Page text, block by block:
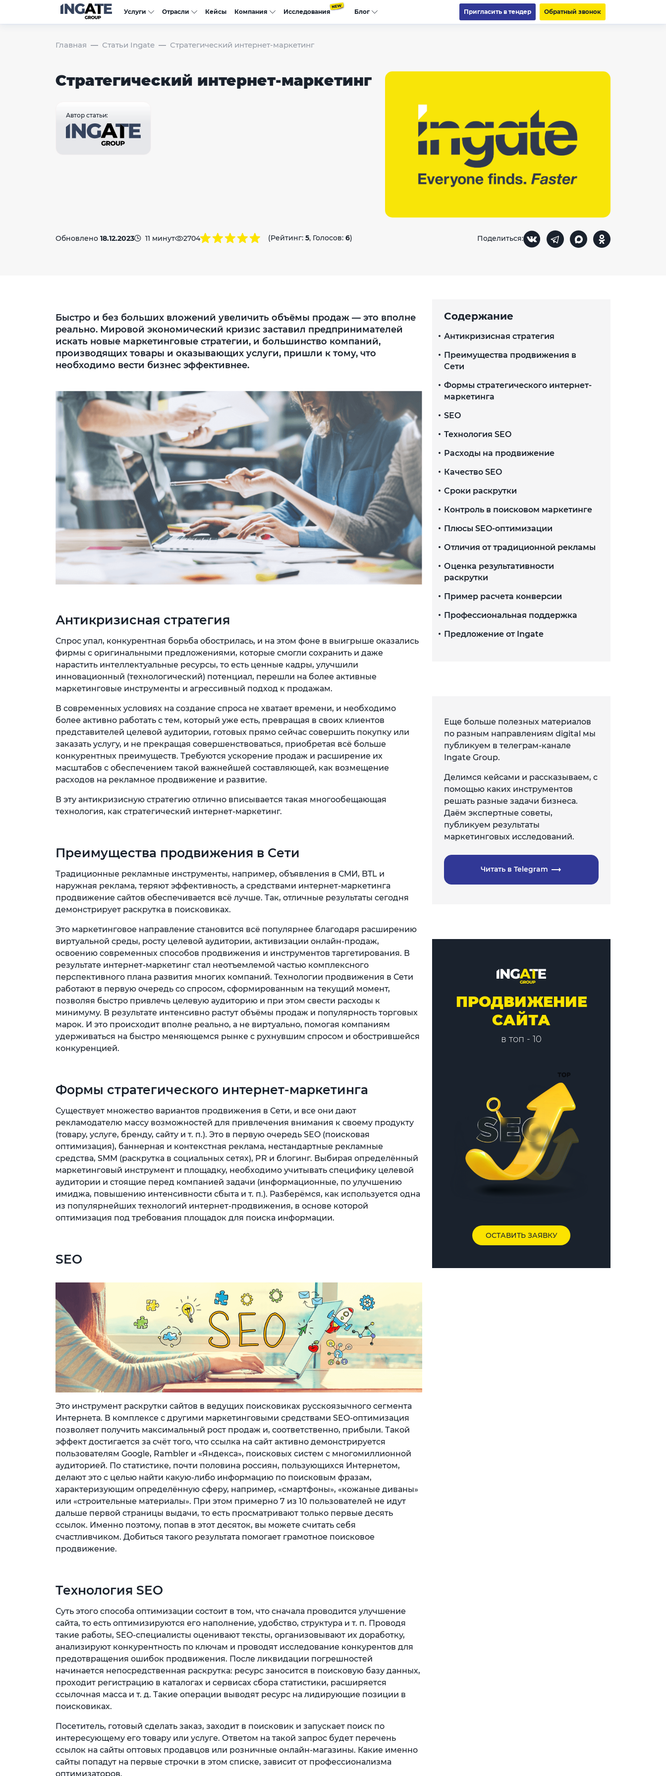
Услуги Отрасли Кейсы Компания Исследования Блог Пригласить в тендер Обратный звонок
Главная Статьи Ingate Стратегический интернет-маркетинг
Стратегический интернет-маркетинг
Автор статьи:
Обновлено 18.12.2023 11 минут 2704 (Рейтинг: 5, Голосов: 6) Поделиться:
Быстро и без больших вложений увеличить объёмы продаж — это вполне
реально. Мировой экономический кризис заставил предпринимателей
искать новые маркетинговые стратегии, и большинство компаний,
производящих товары и оказывающих услуги, пришли к тому, что
необходимо вести бизнес эффективнее.
Антикризисная стратегия
Спрос упал, конкурентная борьба обострилась, и на этом фоне в выигрыше оказались
фирмы с оригинальными предложениями, которые смогли сохранить и даже
нарастить интеллектуальные ресурсы, то есть ценные кадры, улучшили
инновационный (технологический) потенциал, перешли на более активные
маркетинговые инструменты и агрессивный подход к продажам.
В современных условиях на создание спроса не хватает времени, и необходимо
более активно работать с тем, который уже есть, превращая в своих клиентов
представителей целевой аудитории, готовых прямо сейчас совершить покупку или
заказать услугу, и не прекращая совершенствоваться, приобретая всё больше
конкурентных преимуществ. Требуются ускорение продаж и расширение их
масштабов с обеспечением такой важнейшей составляющей, как возмещение
расходов на рекламное продвижение и развитие.
В эту антикризисную стратегию отлично вписывается такая многообещающая
технология, как стратегический интернет-маркетинг.
Преимущества продвижения в Сети
Традиционные рекламные инструменты, например, объявления в СМИ, BTL и
наружная реклама, теряют эффективность, а средствами интернет-маркетинга
продвижение сайтов обеспечивается всё лучше. Так, отличные результаты сегодня
демонстрирует раскрутка в поисковиках.
Это маркетинговое направление становится всё популярнее благодаря расширению
виртуальной среды, росту целевой аудитории, активизации онлайн-продаж,
освоению современных способов продвижения и инструментов таргетирования. В
результате интернет-маркетинг стал неотъемлемой частью комплексного
перспективного плана развития многих компаний. Технологии продвижения в Сети
работают в первую очередь со спросом, сформированным на текущий момент,
позволяя быстро привлечь целевую аудиторию и при этом свести расходы к
минимуму. В результате интенсивно растут объёмы продаж и популярность торговых
марок. И это происходит вполне реально, а не виртуально, помогая компаниям
удерживаться на быстро меняющемся рынке с рухнувшим спросом и обострившейся
конкуренцией.
Формы стратегического интернет-маркетинга
Существует множество вариантов продвижения в Сети, и все они дают
рекламодателю массу возможностей для привлечения внимания к своему продукту
(товару, услуге, бренду, сайту и т. п.). Это в первую очередь SEO (поисковая
оптимизация), баннерная и контекстная реклама, нестандартные рекламные
средства, SMM (раскрутка в социальных сетях), PR и блогинг. Выбирая определённый
маркетинговый инструмент и площадку, необходимо учитывать специфику целевой
аудитории и стоящие перед компанией задачи (информационные, по улучшению
имиджа, повышению интенсивности сбыта и т. п.). Разберёмся, как используется одна
из популярнейших технологий интернет-продвижения, в основе которой
оптимизация под требования площадок для поиска информации.
SEO
Это инструмент раскрутки сайтов в ведущих поисковиках русскоязычного сегмента
Интернета. В комплексе с другими маркетинговыми средствами SEO-оптимизация
позволяет получить максимальный рост продаж и, соответственно, прибыли. Такой
эффект достигается за счёт того, что ссылка на сайт активно демонстрируется
пользователям Google, Rambler и «Яндекса», поисковых систем с многомиллионной
аудиторией. По статистике, почти половина россиян, пользующихся Интернетом,
делают это с целью найти какую-либо информацию по поисковым фразам,
характеризующим определённую сферу, например, «смартфоны», «кожаные диваны»
или «строительные материалы». При этом примерно 7 из 10 пользователей не идут
дальше первой страницы выдачи, то есть просматривают только первые десять
ссылок. Именно поэтому, попав в этот десяток, вы можете считать себя
счастливчиком. Добиться такого результата помогает грамотное поисковое
продвижение.
Технология SEO
Суть этого способа оптимизации состоит в том, что сначала проводится улучшение
сайта, то есть оптимизируются его наполнение, удобство, структура и т. п. Проводя
такие работы, SEO-специалисты оценивают тексты, организовывают их доработку,
анализируют конкурентность по ключам и проводят исследование конкурентов для
предотвращения ошибок продвижения. После ликвидации погрешностей
начинается непосредственная раскрутка: ресурс заносится в поисковую базу данных,
проходит регистрацию в каталогах и сервисах сбора статистики, расширяется
ссылочная масса и т. д. Такие операции выводят ресурс на лидирующие позиции в
поисковиках.
Посетитель, готовый сделать заказ, заходит в поисковик и запускает поиск по
интересующему его товару или услуге. Ответом на такой запрос будет перечень
ссылок на сайты оптовых продавцов или розничные онлайн-магазины. Какие именно
сайты попадут на первые строчки в этом списке, зависит от профессионализма
оптимизаторов.
Содержание
Антикризисная стратегия
Преимущества продвижения в
Сети
Формы стратегического интернет-
маркетинга
SEO
Технология SEO
Расходы на продвижение
Качество SEO
Сроки раскрутки
Контроль в поисковом маркетинге
Плюсы SEO-оптимизации
Отличия от традиционной рекламы
Оценка результативности
раскрутки
Пример расчета конверсии
Профессиональная поддержка
Предложение от Ingate
Еще больше полезных материалов
по разным направлениям digital мы
публикуем в телеграм-канале
Ingate Group.
Делимся кейсами и рассказываем, с
помощью каких инструментов
решать разные задачи бизнеса.
Даём экспертные советы,
публикуем результаты
маркетинговых исследований.
Читать в Telegram
ПРОДВИЖЕНИЕ
САЙТА
в топ - 10
ОСТАВИТЬ ЗАЯВКУ